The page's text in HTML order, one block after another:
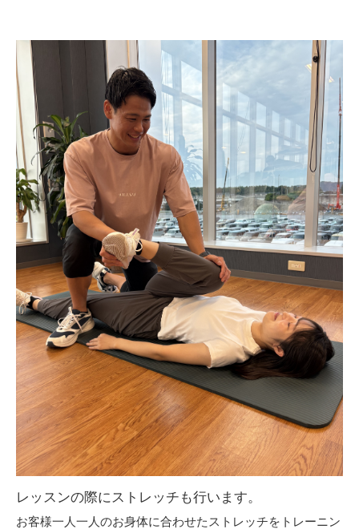
レッスンの際にストレッチも行います。
お客様一人一人のお身体に合わせたストレッチをトレーニン